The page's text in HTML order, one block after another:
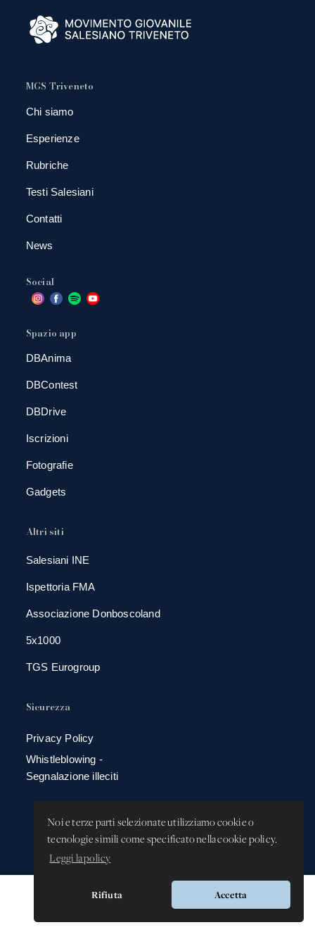
Noi e terze parti selezionate utilizziamo cookie o
tecnologie simili come specificato nella cookie policy.
Leggi la policy
Rifiuta Accetta
MGS Triveneto
Chi siamo
Esperienze
Rubriche
Testi Salesiani
Contatti
News
Social
Spazio app
DBAnima
DBContest
DBDrive
Iscrizioni
Fotografie
Gadgets
Altri siti
Salesiani INE
Ispettoria FMA
Associazione Donboscoland
5x1000
TGS Eurogroup
Sicurezza
Privacy Policy
Whistleblowing -
Segnalazione illeciti